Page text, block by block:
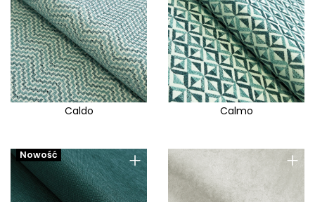
Caldo Calmo
+
Nowość +